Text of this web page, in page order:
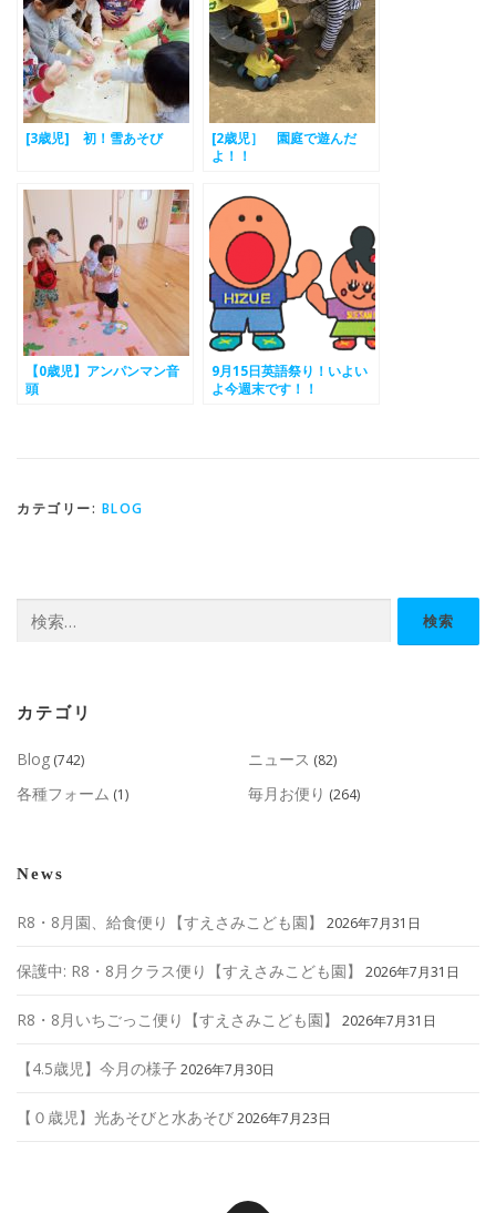
[3歳児] 初！雪あそび
[2歳児］ 園庭で遊んだ
よ！！
【0歳児】アンパンマン音
頭
9月15日英語祭り！いよい
よ今週末です！！
カテゴリー: BLOG
索:
カテゴリ
Blog (742) ニュース (82)
各種フォーム (1) 毎月お便り (264)
News
R8・8月園、給食便り【すえさみこども園】 2026年7月31日
保護中: R8・8月クラス便り【すえさみこども園】 2026年7月31日
R8・8月いちごっこ便り【すえさみこども園】 2026年7月31日
【4.5歳児】今月の様子 2026年7月30日
【０歳児】光あそびと水あそび2026年7月23日